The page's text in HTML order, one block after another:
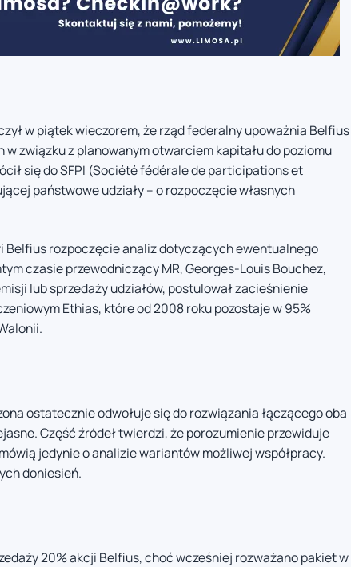
w piątek wieczorem, że rząd federalny upoważnia Belfius
związku z planowanym otwarciem kapitału do poziomu
się do SFPI (Société fédérale de participations et
państwowe udziały – o rozpoczęcie własnych
Belfius rozpoczęcie analiz dotyczących ewentualnego
czasie przewodniczący MR, Georges-Louis Bouchez,
lub sprzedaży udziałów, postulował zacieśnienie
Ethias, które od 2008 roku pozostaje w 95%
ostatecznie odwołuje się do rozwiązania łączącego oba
Część źródeł twierdzi, że porozumienie przewiduje
jedynie o analizie wariantów możliwej współpracy.
doniesień.
20% akcji Belfius, choć wcześniej rozważano pakiet w